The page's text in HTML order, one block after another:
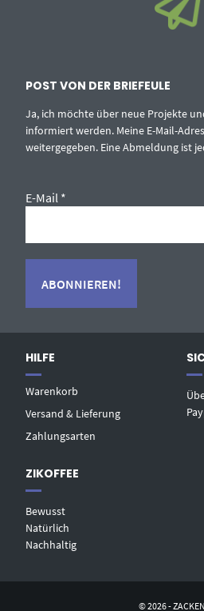
POST VON DER BRIEFEULE
Ja, ich möchte über neue Projekte
informiert werden. Meine E-Mail-
weitergegeben. Eine Abmeldung ist
E-Mail *
HILFE
Warenkorb
Versand & Lieferung
Zahlungsarten
ZIKOFFEE
Bewusst
Natürlich
Nachhaltig
© 2026 -